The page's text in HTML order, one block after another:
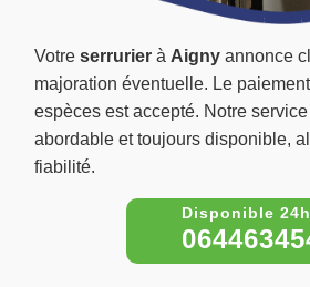
Votre serrurier à Aigny annonce
majoration éventuelle. Le
espèces est accepté. Notre
abordable et toujours disponible,
fiabilité.